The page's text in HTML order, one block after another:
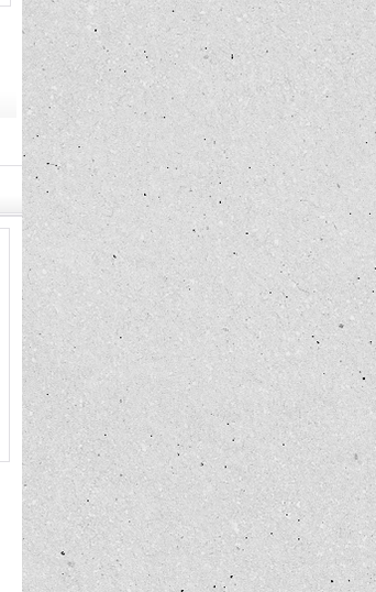
Raised WARNING Security THEFT
PREVENTION ライセンス プレート
フレーム
1,980円 (税込)
最新号発売中!!
International
1,210円
(税込)
MOON フュエル ブロック ペン ス
タンド
16,500円 (税込)
モーター
センス フレ
1,320円 (税込)